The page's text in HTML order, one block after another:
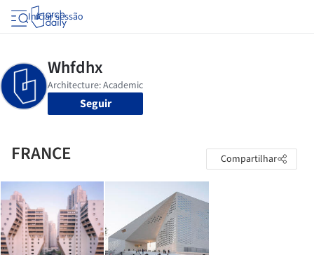
Iniciar sessão
Seguir
FRANCE Compartilhar